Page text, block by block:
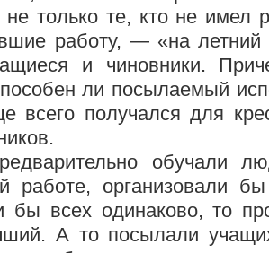
не только те, кто не имел
работу, — «на
и чиновники.
ли посылаемый
всего получался для
обучали
работе, организовали
бы всех одинаково, то
А то посылали